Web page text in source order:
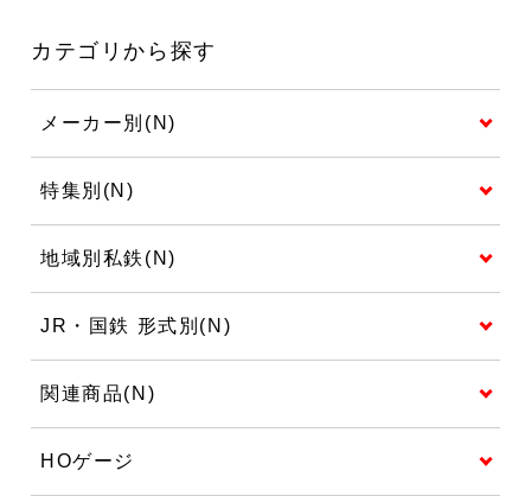
カテゴリから探す
メーカー別(N)
特集別(N)
地域別私鉄(N)
JR・国鉄 形式別(N)
関連商品(N)
HOゲージ